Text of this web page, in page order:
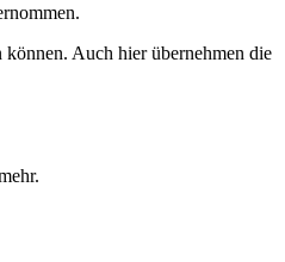
Auch hier übernehmen die